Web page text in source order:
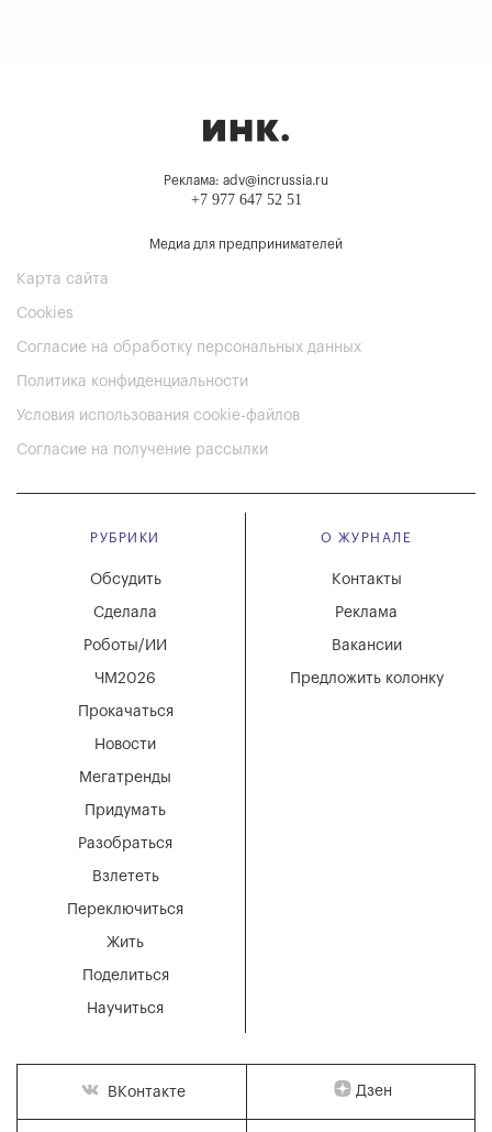
Реклама: adv@incrussia.ru
+7 977 647 52 51
Медиа для предпринимателей
Карта сайта
Cookies
Согласие на обработку персональных данных
Политика конфиденциальности
Условия использования cookie-файлов
Согласие на получение рассылки
РУБРИКИ
Мегатренды
Придумать
Разобраться
Взлететь
Новости
Переключиться
Жить
Поделиться
Научиться
Обсудить
Сделала
Роботы/ИИ
ЧМ2026
Прокачаться
О ЖУРНАЛЕ
Вакансии
Реклама
Контакты
Предложить колонку
ВКонтакте Дзен